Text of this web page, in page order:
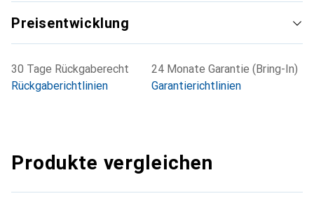
Preisentwicklung
30 Tage Rückgaberecht
Rückgaberichtlinien
24 Monate Garantie (Bring-In)
Garantierichtlinien
Produkte vergleichen